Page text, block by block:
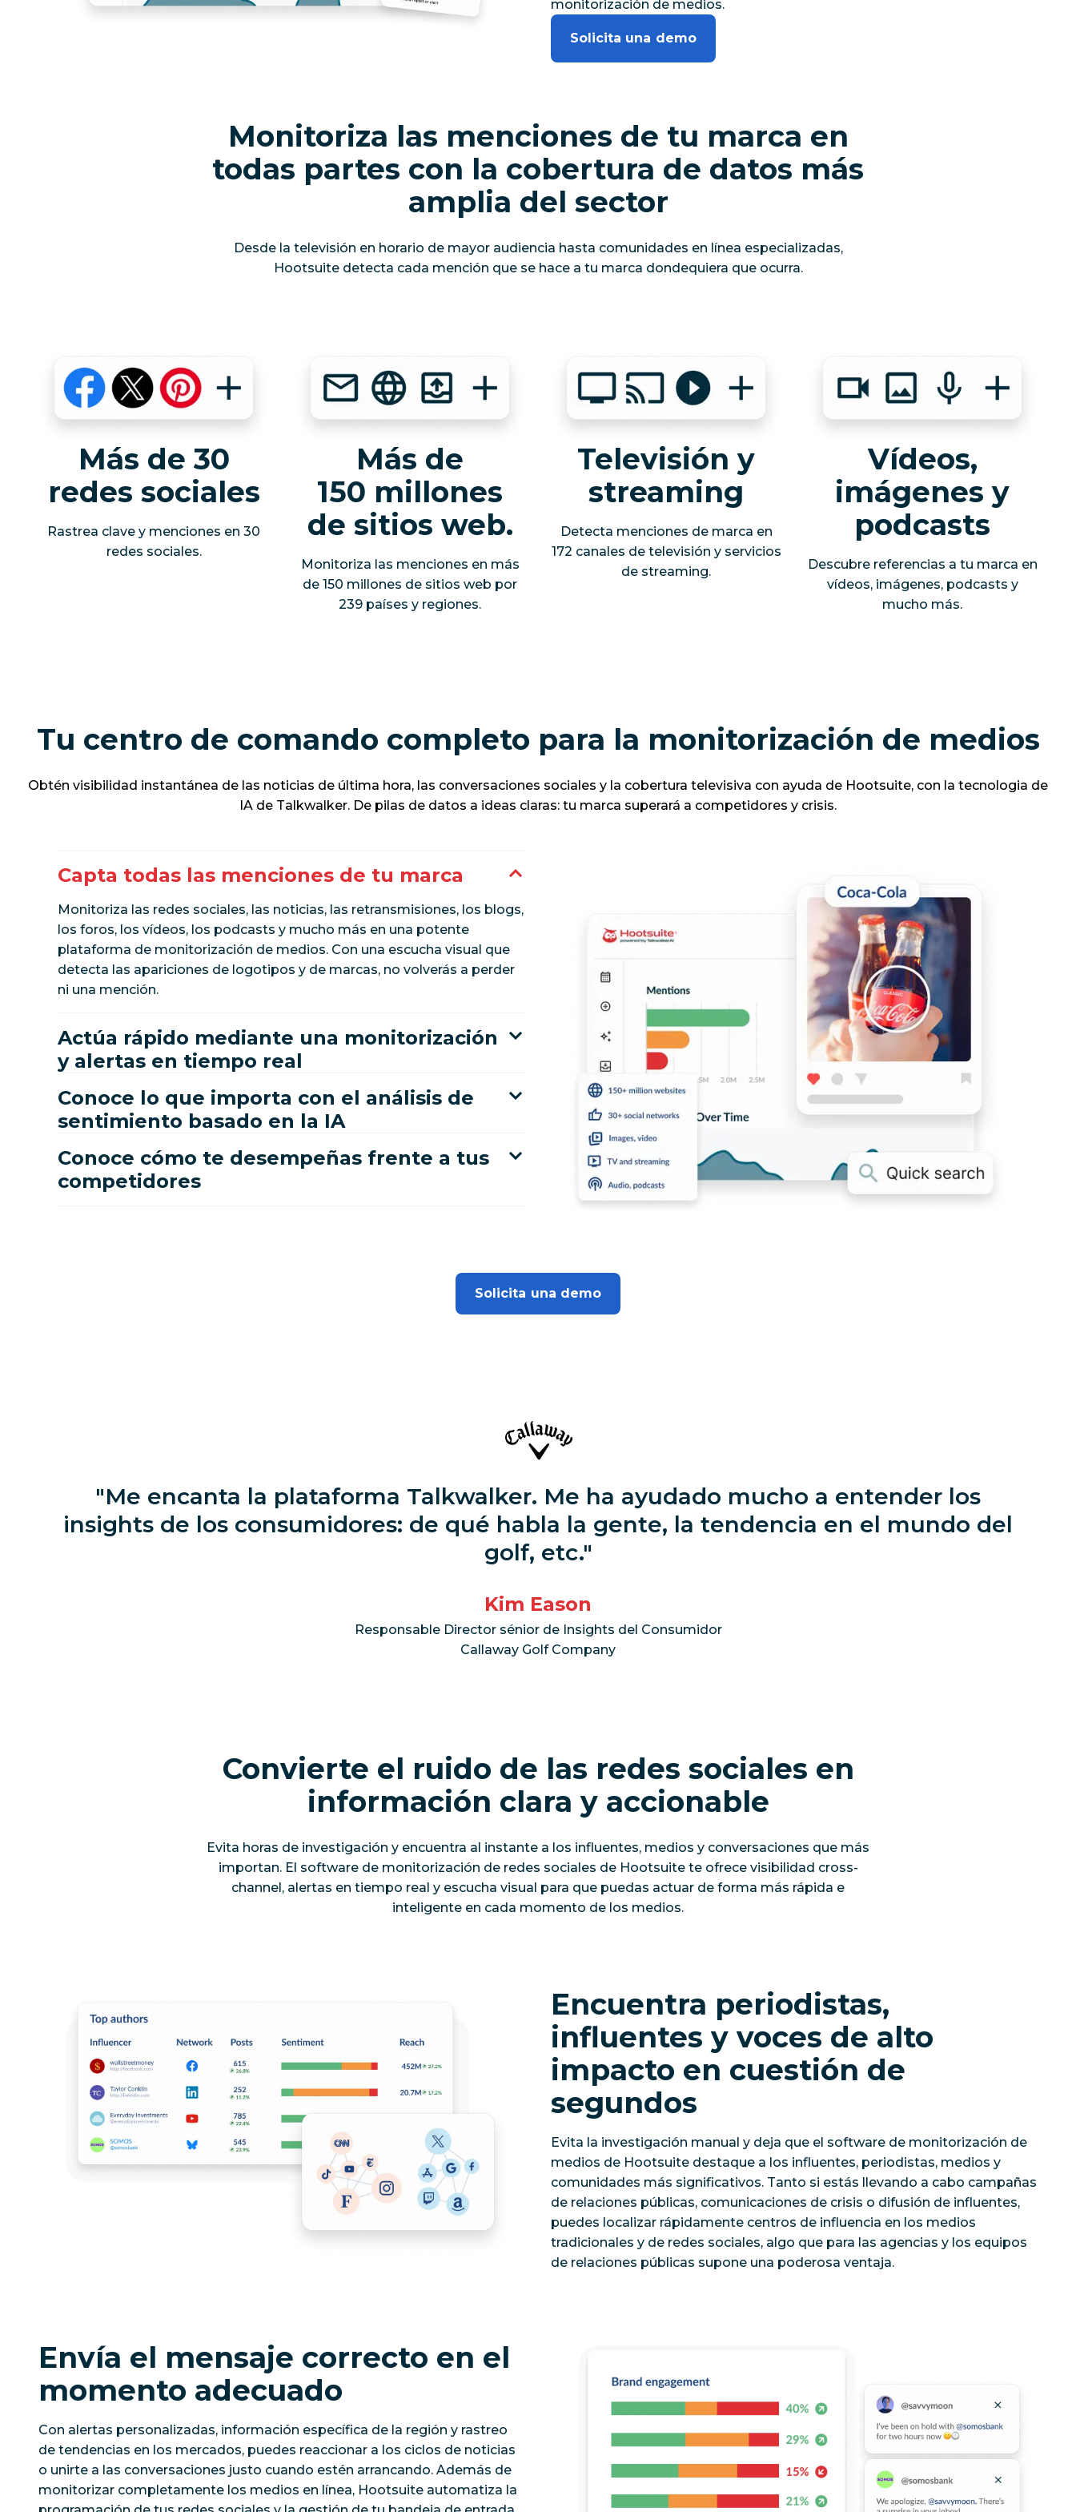
monitorización de medios.
Solicita una demo
Monitoriza las menciones de tu marca en
todas partes con la cobertura de datos más
amplia del sector
Desde la televisión en horario de mayor audiencia hasta comunidades en línea especializadas,
Hootsuite detecta cada mención que se hace a tu marca dondequiera que ocurra.
Más de 30
redes sociales
Rastrea clave y menciones en 30
redes sociales.
Más de
150 millones
de sitios web.
Monitoriza las menciones en más
de 150 millones de sitios web por
239 países y regiones.
Televisión y
streaming
Detecta menciones de marca en
172 canales de televisión y servicios
de streaming.
Vídeos,
imágenes y
podcasts
Descubre referencias a tu marca en
vídeos, imágenes, podcasts y
mucho más.
Tu centro de comando completo para la monitorización de medios
Obtén visibilidad instantánea de las noticias de última hora, las conversaciones sociales y la cobertura televisiva con ayuda de Hootsuite, con la tecnologia de
IA de Talkwalker. De pilas de datos a ideas claras: tu marca superará a competidores y crisis.
Capta todas las menciones de tu marca
Monitoriza las redes sociales, las noticias, las retransmisiones, los blogs,
los foros, los vídeos, los podcasts y mucho más en una potente
plataforma de monitorización de medios. Con una escucha visual que
detecta las apariciones de logotipos y de marcas, no volverás a perder
ni una mención.
Actúa rápido mediante una monitorización
y alertas en tiempo real
Conoce lo que importa con el análisis de
sentimiento basado en la IA
Conoce cómo te desempeñas frente a tus
competidores
Solicita una demo
Me encanta la plataforma Talkwalker. Me ha ayudado mucho a entender los
insights de los consumidores: de qué habla la gente, la tendencia en el mundo del
golf, etc.
Kim Eason
Responsable Director sénior de Insights del Consumidor
Callaway Golf Company
Convierte el ruido de las redes sociales en
información clara y accionable
Evita horas de investigación y encuentra al instante a los influentes, medios y conversaciones que más
importan. El software de monitorización de redes sociales de Hootsuite te ofrece visibilidad cross-
channel, alertas en tiempo real y escucha visual para que puedas actuar de forma más rápida e
inteligente en cada momento de los medios.
Encuentra periodistas,
influentes y voces de alto
impacto en cuestión de
segundos
Evita la investigación manual y deja que el software de monitorización de
medios de Hootsuite destaque a los influentes, periodistas, medios y
comunidades más significativos. Tanto si estás llevando a cabo campañas
de relaciones públicas, comunicaciones de crisis o difusión de influentes,
puedes localizar rápidamente centros de influencia en los medios
tradicionales y de redes sociales, algo que para las agencias y los equipos
de relaciones públicas supone una poderosa ventaja.
Envía el mensaje correcto en el
momento adecuado
Con alertas personalizadas, información específica de la región y rastreo
de tendencias en los mercados, puedes reaccionar a los ciclos de noticias
o unirte a las conversaciones justo cuando estén arrancando. Además de
monitorizar completamente los medios en línea, Hootsuite automatiza la